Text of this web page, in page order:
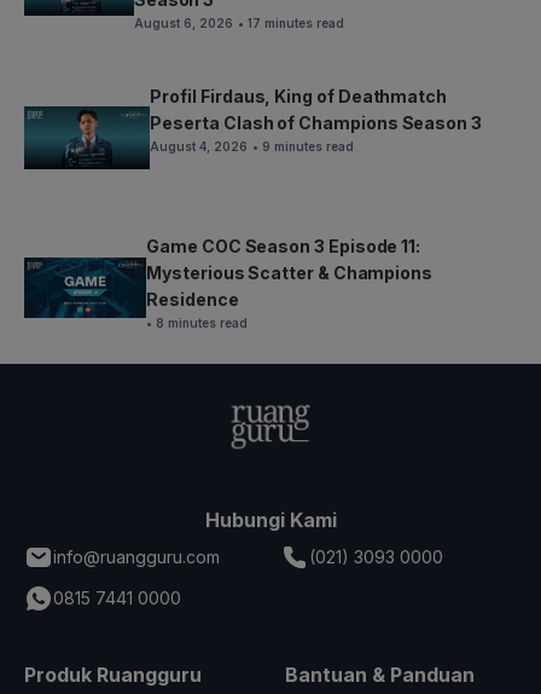
August 6, 2026 • 17 minutes read
Profil Firdaus, King of Deathmatch
Peserta Clash of Champions Season 3
August 4, 2026 • 9 minutes read
Game COC Season 3 Episode 11:
Mysterious Scatter & Champions
Residence
• 8 minutes read
Hubungi Kami
info@ruangguru.com
(021) 3093 0000
0815 7441 0000
Produk Ruangguru Bantuan & Panduan